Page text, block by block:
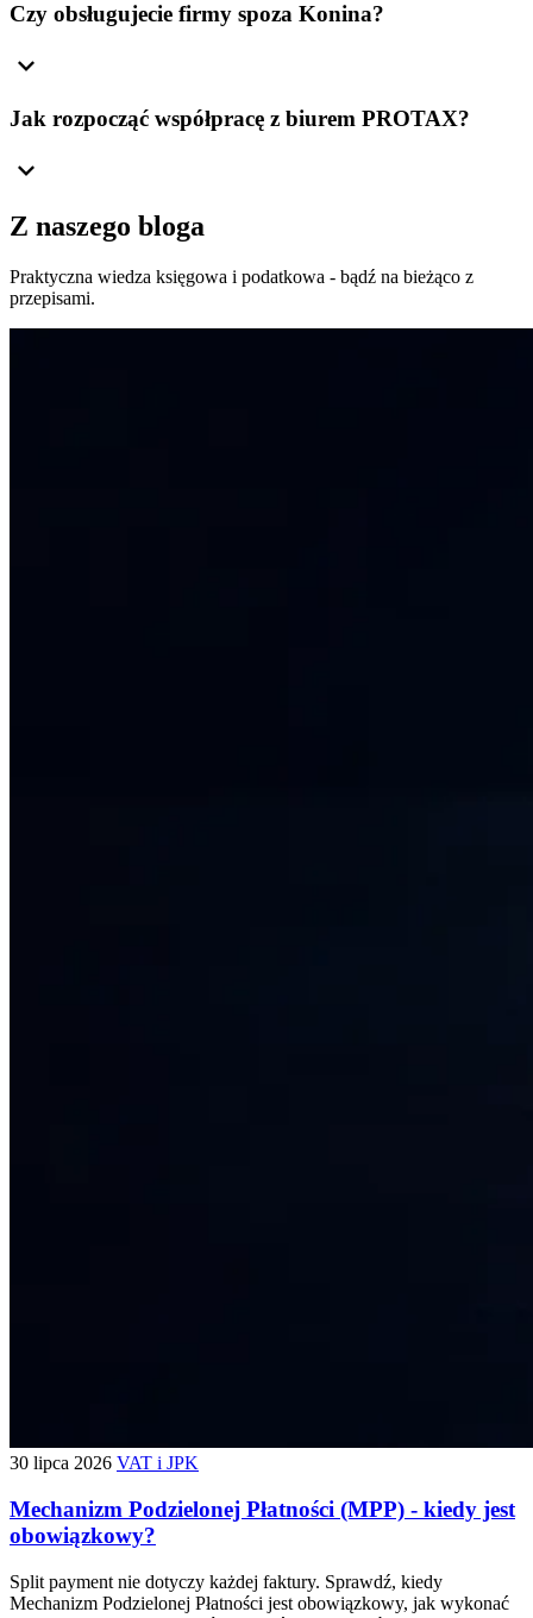
Czy obsługujecie firmy spoza Konina?
expand_more
Jak rozpocząć współpracę z biurem PROTAX?
expand_more
Z naszego bloga
Praktyczna wiedza księgowa i podatkowa - bądź na bieżąco z
przepisami.
30 lipca 2026 VAT i JPK
Mechanizm Podzielonej Płatności (MPP) - kiedy jest
obowiązkowy?
Split payment nie dotyczy każdej faktury. Sprawdź, kiedy
Mechanizm Podzielonej Płatności jest obowiązkowy, jak wykonać